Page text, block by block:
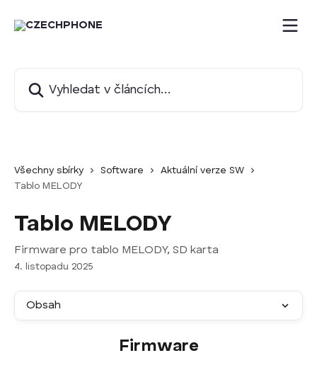
Všechny sbírky Software
Aktuální verze SW
Tablo MELODY
Tablo MELODY
Firmware pro tablo MELODY, SD karta
4. listopadu 2025
Obsah
Firmware